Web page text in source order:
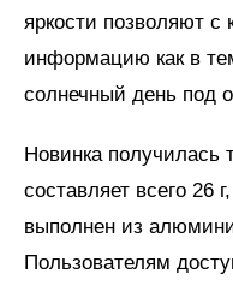
яркости позволяют
информацию как в
солнечный день под
Новинка получилась
составляет всего
выполнен из
Пользователям